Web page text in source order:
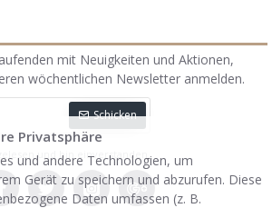
mit Neuigkeiten und Aktionen,
wöchentlichen Newsletter anmelden.
Schicken
und bin einverstanden.
Privatsphäre
und andere Technologien, um
Gerät zu speichern und abzurufen. Diese
Daten umfassen (z. B.